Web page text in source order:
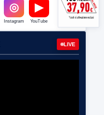
◎
Instagram
▶
YouTube
LIVE